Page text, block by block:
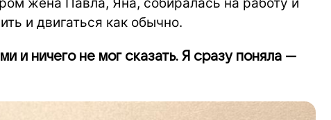
и двигаться как обычно.
и ничего не мог сказать. Я сразу поняла —